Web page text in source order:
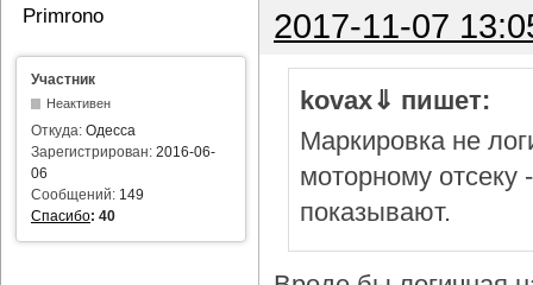
Primrono 2017-11-07
Участник
Неактивен
Откуда: Одесса
Зарегистрирован: 2016-06-
06
Сообщений: 149
Спасибо: 40
kovax⇓ пишет:
Маркировка не
моторному отсеку
показывают.